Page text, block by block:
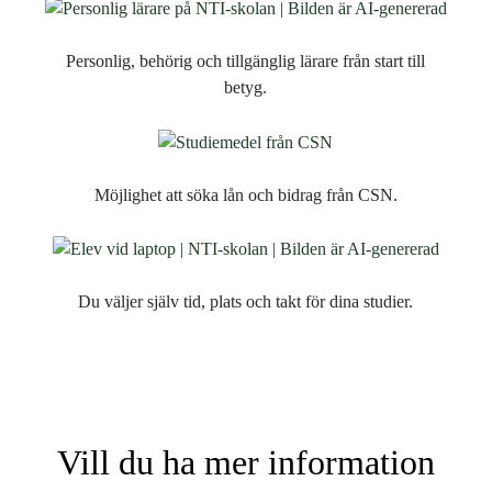
Personlig, behörig och tillgänglig lärare från start till
betyg.
Möjlighet att söka lån och bidrag från CSN.
Du väljer själv tid, plats och takt för dina studier.
Vill du ha mer information